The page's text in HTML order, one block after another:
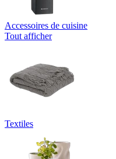
Accessoires de cuisine
Tout afficher
Textiles